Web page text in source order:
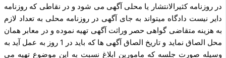
در روزنامه کثیرالانتشار یا محلی آگهی می‌ شود و در نقاطی که روزنامه
دایر نیست دادگاه میتواند به جای ‌آگهی در روزنامه محلی به تعداد لازم
به هزینه متقاضی گواهی حصر وراثت آگهی تهیه نموده و در معابر همان
محل الصاق نماید و تاریخ الصاق آگهی‌ ها که باید در 1 روز به عمل آید به
وسیله‌ صورت جلسه که مامورین ابلاغ نسبت به این موضوع تهیه‌ می‌